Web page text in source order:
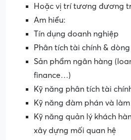
Hoặc vị trí tương đương
Am hiểu:
Tín dụng doanh nghiệp
Phân tích tài chính &
Sản phẩm ngân hàng
finance…)
Kỹ năng phân tích tài
Kỹ năng đàm phán và
Kỹ năng quản lý khách
xây dựng mối quan hệ